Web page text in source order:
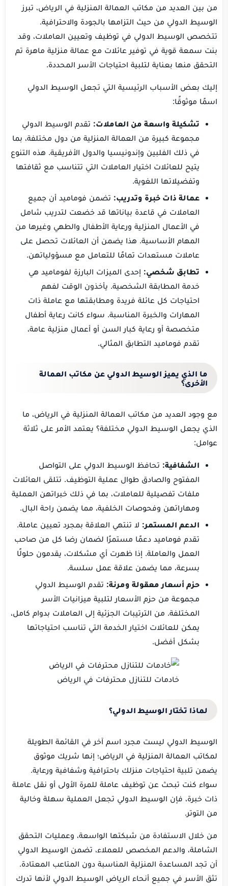
من بين العديد من مكاتب العمالة المنزلية في الرياض، تبرز
الوسيط الدولي من حيث التزامها بالجودة والاحترافية.
تتخصص الوسيط الدولي في توظيف وتعيين العاملات، وقد
بنت سمعة قوية في توفير عائلات مع عمالة منزلية ماهرة تم
التحقق منها بعناية لتلبية احتياجات الأسر المحددة.
إليك بعض الأسباب الرئيسية التي تجعل الوسيط الدولي
اسمًا موثوقًا:
تشكيلة واسعة من العاملات: تقدم الوسيط الدولي
مجموعة كبيرة من العمالة المنزلية من دول مختلفة، بما
في ذلك الفلبين وإندونيسيا والدول الأفريقية. هذه التنوع
يتيح للعائلات اختيار العاملات التي تتناسب مع ثقافتها
وتفضيلاتها اللغوية.
عمالة ذات خبرة وتدريب: تضمن فوماميد أن جميع
العاملات في قاعدة بياناتها قد خضعت لتدريب شامل
في الأعمال المنزلية ورعاية الأطفال والطهي وغيرها من
المهام الأساسية. هذا يضمن أن العائلات تحصل على
عاملات مستعدات تمامًا للتعامل مع مسؤولياتهن.
تطابق شخصي: إحدى الميزات البارزة لفوماميد هي
خدمة المطابقة الشخصية. يأخذون الوقت لفهم
احتياجات كل عائلة فريدة ومطابقتها مع عاملة ذات
المهارات والخبرة المناسبة. سواء كانت رعاية أطفال
متخصصة أو رعاية كبار السن أو أعمال منزلية عامة،
تقدم فوماميد التطابق المثالي.
ما الذي يميز الوسيط الدولي عن مكاتب العمالة
الأخرى؟
مع وجود العديد من مكاتب العمالة المنزلية في الرياض، ما
الذي يجعل الوسيط الدولي مختلفة؟ يعتمد الأمر على ثلاثة
عوامل:
الشفافية: تحافظ الوسيط الدولي على التواصل
المفتوح والصادق طوال عملية التوظيف. تتلقى العائلات
ملفات تفصيلية للعاملات، بما في ذلك خبراتهن العملية
ومهاراتهن وفحوصات الخلفية، مما يضمن راحة البال.
الدعم المستمر: لا تنتهي العلاقة بمجرد تعيين عاملة.
تقدم فوماميد دعمًا مستمرًا لضمان رضا كل من صاحب
العمل والعاملة. إذا ظهرت أي مشكلات، يقدمون حلولًا
بسرعة، مما يضمن علاقة عمل سلسة.
حزم أسعار معقولة ومرنة: تقدم الوسيط الدولي
مجموعة من حزم الأسعار لتلبية ميزانيات الأسر
المختلفة. من الترتيبات الجزئية إلى العاملات بدوام كامل،
يمكن للعائلات اختيار الخدمة التي تناسب احتياجاتها
بشكل أفضل.
خادمات للتنازل محترفات في الرياض
لماذا تختار الوسيط الدولي؟
الوسيط الدولي ليست مجرد اسم آخر في القائمة الطويلة
لمكاتب العمالة المنزلية في الرياض؛ إنها شريك موثوق
يضمن تلبية احتياجات منزلك باحترافية وشفافية ورعاية.
سواء كنت تبحث عن توظيف عاملة للمرة الأولى أو نقل عاملة
ذات خبرة، فإن الوسيط الدولي تجعل العملية سهلة وخالية
من التوتر.
من خلال الاستفادة من شبكتها الواسعة، وعمليات التحقق
الشاملة، والدعم المخصص للعملاء، تضمن الوسيط الدولي
أن تجد المساعدة المنزلية المناسبة دون المتاعب المعتادة.
تثق الأسر في جميع أنحاء الرياض الوسيط الدولي لأنها تدرك